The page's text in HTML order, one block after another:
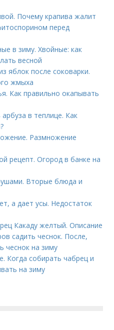
Почему крапива жалит
перед
в зиму. Хвойные: как
весной
яблок после соковарки.
жмыха
Как правильно окапывать
в теплице. Как
Размножение
рецепт. Огород в банке на
Вторые блюда и
а дает усы. Недостаток
Какаду желтый. Описание
садить чеснок. После,
чеснок на зиму
Когда собирать чабрец и
на зиму